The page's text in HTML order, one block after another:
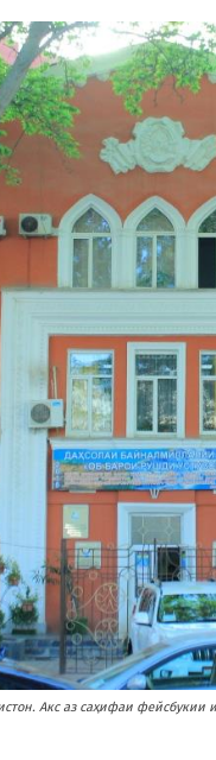
Акс аз саҳифаи фейсбукии